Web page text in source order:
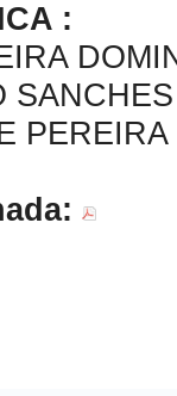
:
PEREIRA